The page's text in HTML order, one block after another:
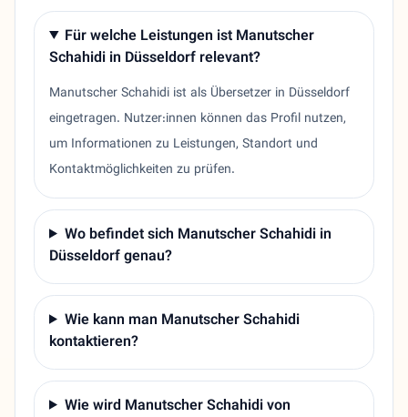
Für welche Leistungen ist Manutscher
Schahidi in Düsseldorf relevant?
Manutscher Schahidi ist als Übersetzer in Düsseldorf
eingetragen. Nutzer:innen können das Profil nutzen,
um Informationen zu Leistungen, Standort und
Kontaktmöglichkeiten zu prüfen.
Wo befindet sich Manutscher Schahidi in
Düsseldorf genau?
Wie kann man Manutscher Schahidi
kontaktieren?
Wie wird Manutscher Schahidi von